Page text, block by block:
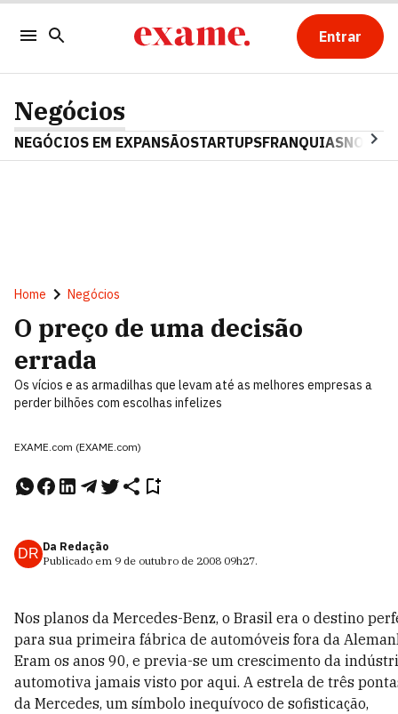
Entrar
Negócios
NEGÓCIOS EM EXPANSÃOSTARTUPSFRANQUIAS
Home Negócios
O preço de uma decisão
errada
Os vícios e as armadilhas que levam até as melhores empresas a
perder bilhões com escolhas infelizes
EXAME.com (EXAME.com)
DR Da Redação
Publicado em 9 de outubro de 2008 09h27.
Nos planos da Mercedes-Benz, o Brasil era o destino
para sua primeira fábrica de automóveis fora da
Eram os anos 90, e previa-se um crescimento da
automotiva jamais visto por aqui. A estrela de três
da Mercedes, um símbolo inequívoco de sofisticação,